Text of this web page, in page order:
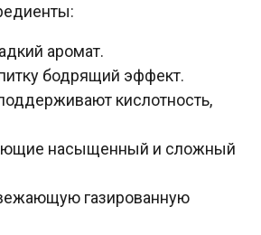
аромат.
бодрящий эффект.
кислотность,
насыщенный и сложный
газированную